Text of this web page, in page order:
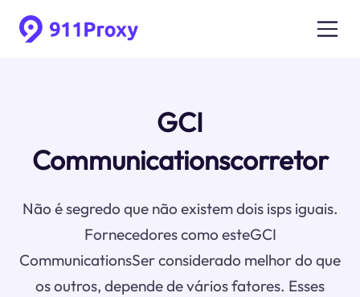
GCI
Communicationscorretor
Não é segredo que não existem dois isps iguais.
Fornecedores como esteGCI
CommunicationsSer considerado melhor do que
os outros, depende de vários fatores. Esses